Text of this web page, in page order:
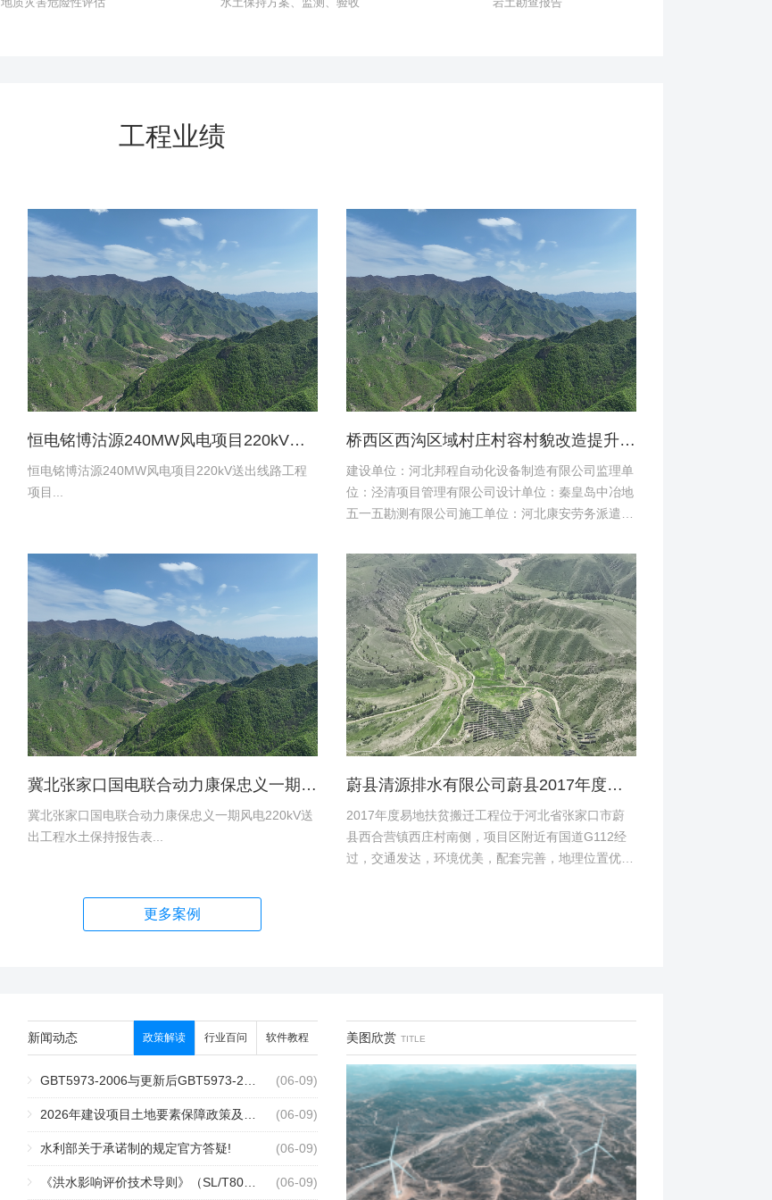
工程业绩
恒电铭博沽源240MW风电项目220kV送出线路工程项目土地复垦验收资料
恒电铭博沽源240MW风电项目220kV送出线路工程
项目...
桥西区西沟区域村庄村容村貌改造提升及基础设施建设项目堆料场土地复垦验收资料
建设单位：河北邦程自动化设备制造有限公司监理单
位：泾清项目管理有限公司设计单位：秦皇岛中冶地
五一五勘测有限公司施工单位：河北康安劳务派遣有
设施建设项目堆料...
冀北张家口国电联合动力康保忠义一期风电220kV送出工程水土保持报告表
冀北张家口国电联合动力康保忠义一期风电220kV送
出工程水土保持报告表...
蔚县清源排水有限公司蔚县2017年度易地扶贫搬迁工程（一期）水土保持方案
2017年度易地扶贫搬迁工程位于河北省张家口市蔚
县西合营镇西庄村南侧，项目区附近有国道G112经
过，交通发达，环境优美，配套完善，地理位置优
更多案例
新闻动态 政策解读 行业百问 软件教程
2个月前
(06-09)
2个月前
(06-09)
2个月前
(06-09)
水利部关于承诺制的规定官方答疑!
2个月前
(06-09)
《洪水影响评价技术导则》（SL/T808-2025）核心解读
美图欣赏 TITLE